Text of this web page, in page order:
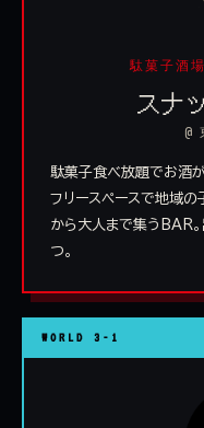
駄菓子酒
スナ
@
駄菓子食べ放題でお酒
フリースペースで地域の
から大人まで集うBAR
つ。
WORLD 3-1